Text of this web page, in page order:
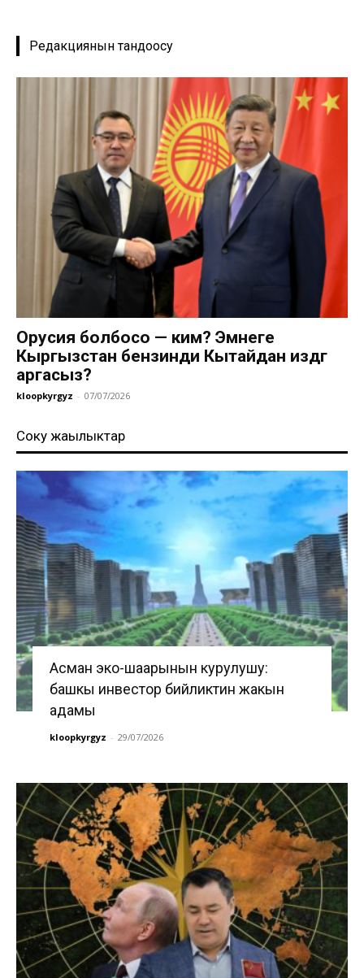
Редакциянын тандоосу
Орусия болбосо — ким? Эмнеге
Кыргызстан бензинди Кытайдан издөөгө
аргасыз?
kloopkyrgyz - 07/07/2026
Соңку жаңылыктар
Асман эко-шаарынын курулушу:
башкы инвестор бийликтин жакын
адамы
kloopkyrgyz - 29/07/2026